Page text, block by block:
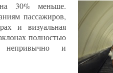
30% меньше.
пассажиров,
и визуальная
полностью
непривычно и